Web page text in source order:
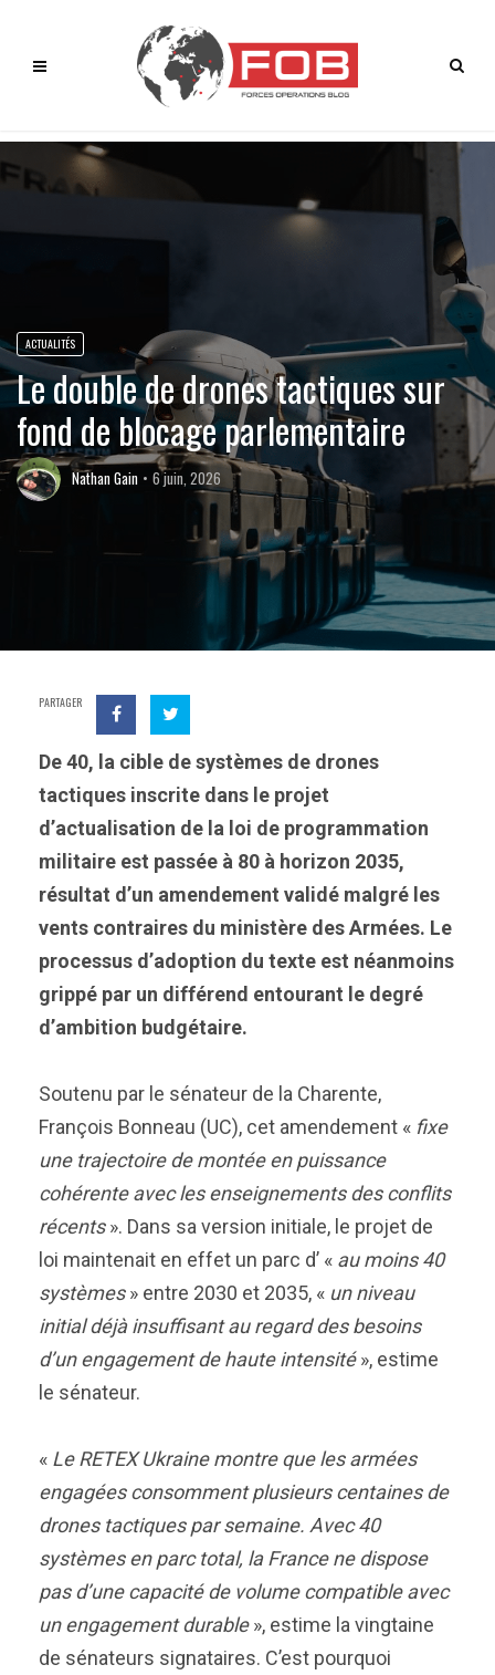
ACTUALITÉS
Le double de drones tactiques sur
fond de blocage parlementaire
Nathan Gain 6 juin, 2026
PARTAGER
De 40, la cible de systèmes de drones
tactiques inscrite dans le projet
d’actualisation de la loi de programmation
militaire est passée à 80 à horizon 2035,
résultat d’un amendement validé malgré les
vents contraires du ministère des Armées. Le
processus d’adoption du texte est néanmoins
grippé par un différend entourant le degré
d’ambition budgétaire.
Soutenu par le sénateur de la Charente,
François Bonneau (UC), cet amendement « fixe
une trajectoire de montée en puissance
cohérente avec les enseignements des conflits
récents». Dans sa version initiale, le projet de
loi maintenait en effet un parc d’ « au moins 40
systèmes» entre 2030 et 2035, « un niveau
initial déjà insuffisant au regard des besoins
d’un engagement de haute intensité», estime
le sénateur.
« Le RETEX Ukraine montre que les armées
engagées consomment plusieurs centaines de
drones tactiques par semaine. Avec 40
systèmes en parc total, la France ne dispose
pas d’une capacité de volume compatible avec
un engagement durable», estime la vingtaine
de sénateurs signataires. C’est pourquoi